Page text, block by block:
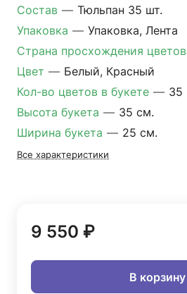
Состав — Тюльпан 35 шт.
Упаковка — Упаковка, Лента
Страна просхождения цветов
Цвет — Белый, Красный
Кол-во цветов в букете — 35
Высота букета — 35 см.
Ширина букета — 25 см.
Все характеристики
9 550 ₽
В корзину